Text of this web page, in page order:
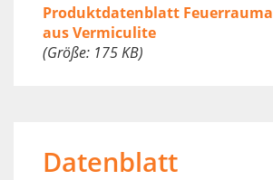
Produktdatenblatt
aus Vermiculite
(Größe: 175 KB)
Datenblatt